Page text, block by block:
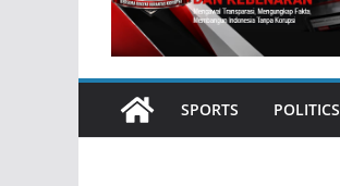
SPORTS POLITICS